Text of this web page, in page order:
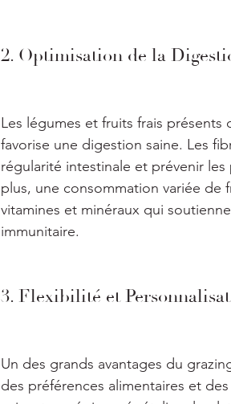
2. Optimisation de la
Les légumes et fruits frais
favorise une digestion saine. Les
régularité intestinale et prévenir
plus, une consommation variée
vitamines et minéraux qui
immunitaire.
3. Flexibilité et
Un des grands avantages du
des préférences alimentaires et